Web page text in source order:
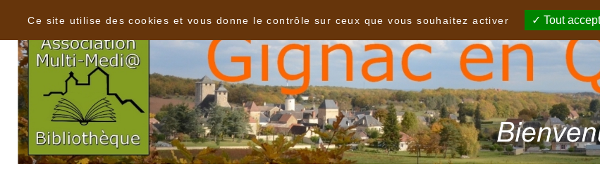
Ce site utilise des cookies et vous donne le contrôle sur ceux que vous souhaitez activer
Tout